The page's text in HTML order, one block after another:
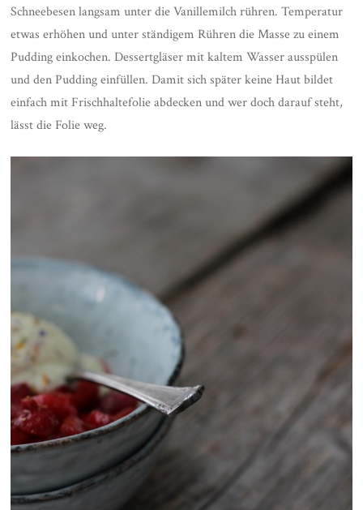
Schneebesen langsam unter die Vanillemilch rühren. Temperatur
etwas erhöhen und unter ständigem Rühren die Masse zu einem
Pudding einkochen. Dessertgläser mit kaltem Wasser ausspülen
und den Pudding einfüllen. Damit sich später keine Haut bildet
einfach mit Frischhaltefolie abdecken und wer doch darauf steht,
lässt die Folie weg.